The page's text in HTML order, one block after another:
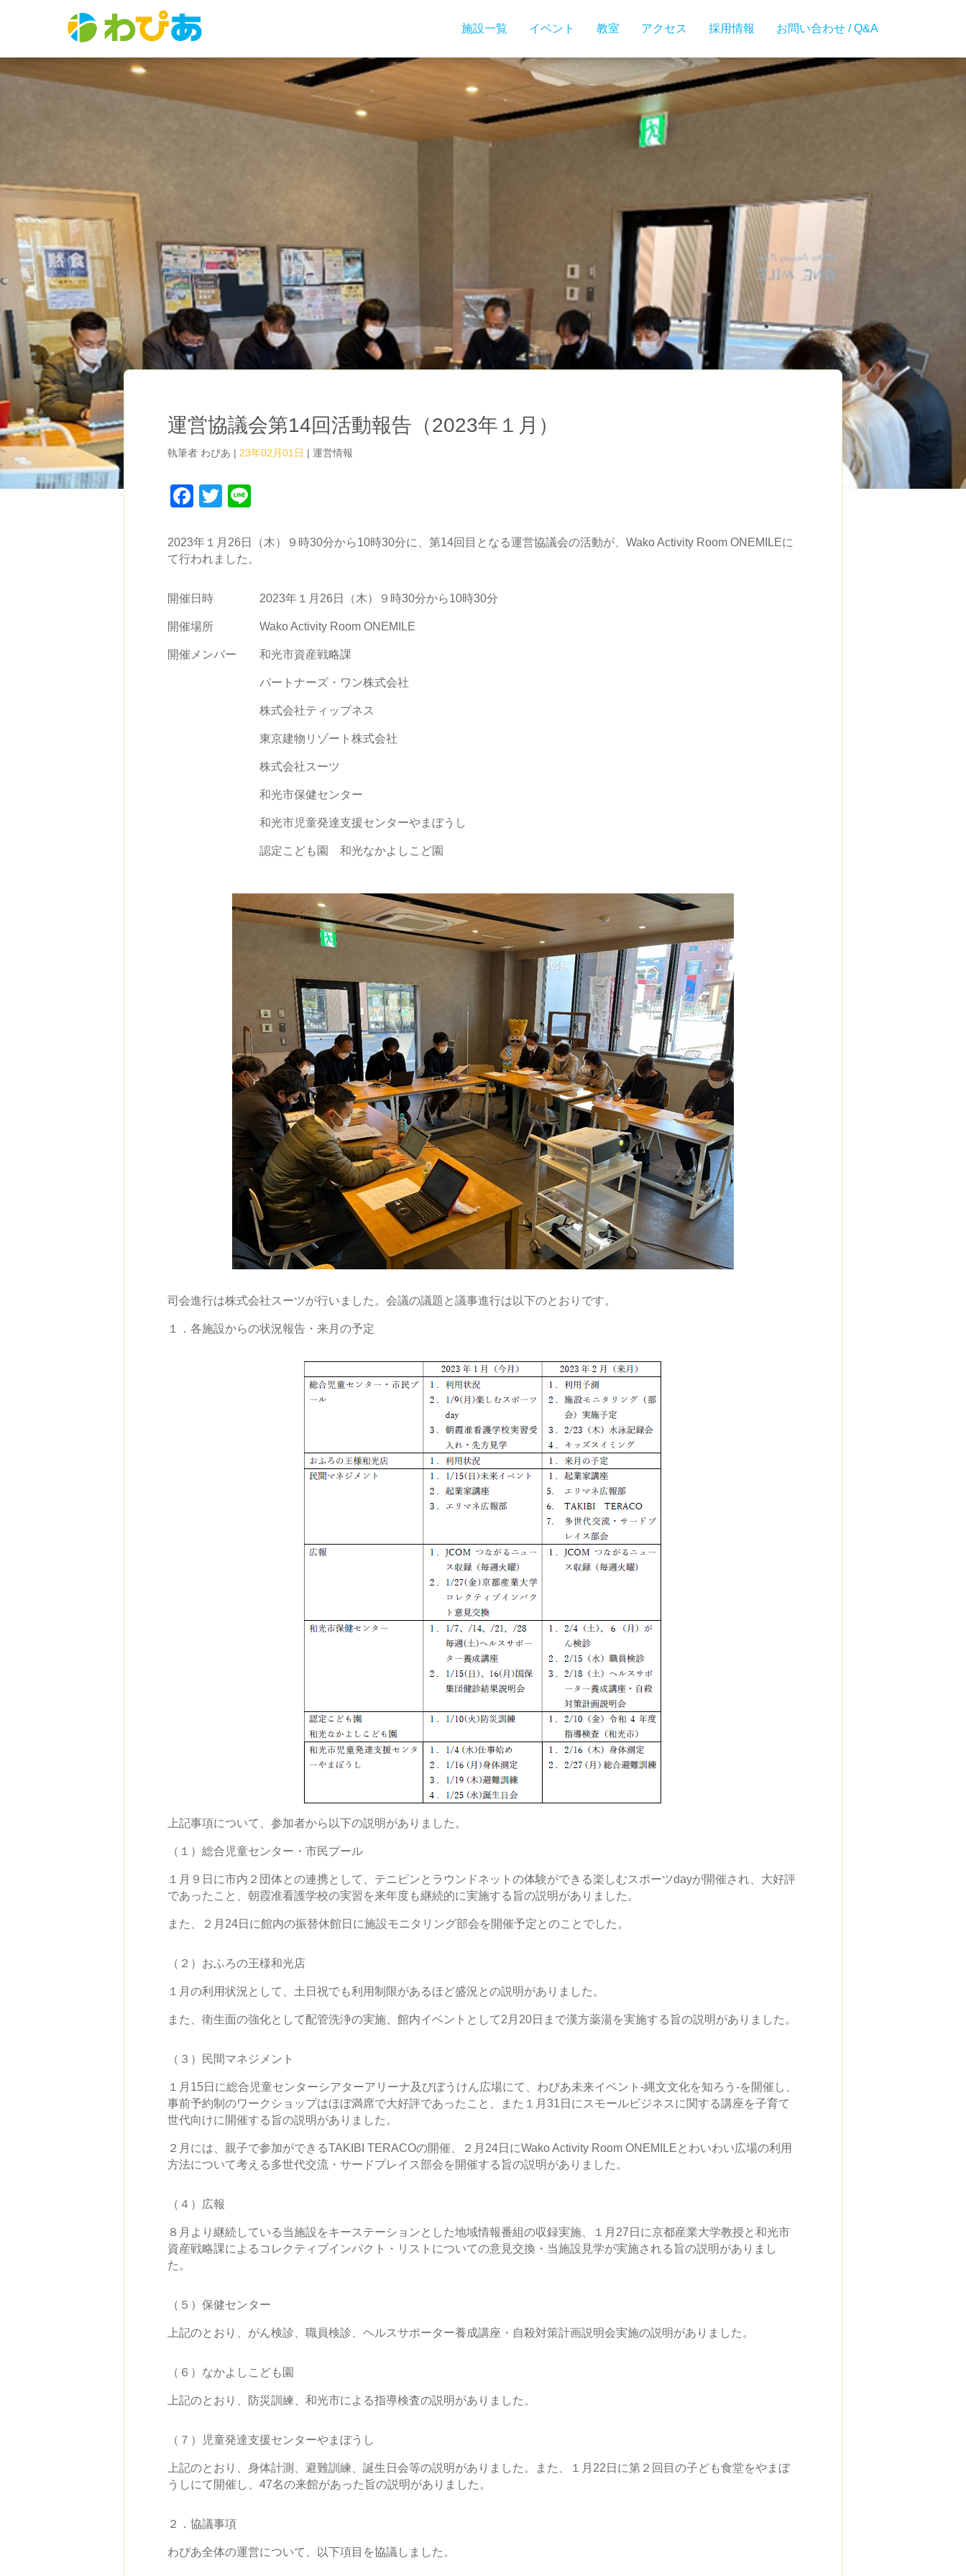
施設一覧 イベント 教室 アクセス 採用情報 お問い合わせ / Q&A
運営協議会第14回活動報告（2023年１月）
執筆者 わぴあ | 23年02月01日 | 運営情報
Facebook
Twitter
2023年１月26日（木）９時30分から10時30分に、第14回目となる運営協議会の活動が、Wako Activity Room ONEMILEに
て行われました。
開催日時 2023年１月26日（木）９時30分から10時30分
開催場所 Wako Activity Room ONEMILE
開催メンバー 和光市資産戦略課
パートナーズ・ワン株式会社
株式会社ティップネス
東京建物リゾート株式会社
株式会社スーツ
和光市保健センター
和光市児童発達支援センターやまぼうし
認定こども園 和光なかよしこど園
司会進行は株式会社スーツが行いました。会議の議題と議事進行は以下のとおりです。
１．各施設からの状況報告・来月の予定
上記事項について、参加者から以下の説明がありました。
（１）総合児童センター・市民プール
１月９日に市内２団体との連携として、テニピンとラウンドネットの体験ができる楽しむスポーツdayが開催され、大好評
であったこと、朝霞准看護学校の実習を来年度も継続的に実施する旨の説明がありました。
また、２月24日に館内の振替休館日に施設モニタリング部会を開催予定とのことでした。
（２）おふろの王様和光店
１月の利用状況として、土日祝でも利用制限があるほど盛況との説明がありました。
また、衛生面の強化として配管洗浄の実施、館内イベントとして2月20日まで漢方薬湯を実施する旨の説明がありました。
（３）民間マネジメント
１月15日に総合児童センターシアターアリーナ及びぼうけん広場にて、わぴあ未来イベント-縄文文化を知ろう-を開催し、
事前予約制のワークショップはほぼ満席で大好評であったこと、また１月31日にスモールビジネスに関する講座を子育て
世代向けに開催する旨の説明がありました。
２月には、親子で参加ができるTAKIBI TERACOの開催、２月24日にWako Activity Room ONEMILEとわいわい広場の利用
方法について考える多世代交流・サードプレイス部会を開催する旨の説明がありました。
（４）広報
８月より継続している当施設をキーステーションとした地域情報番組の収録実施、１月27日に京都産業大学教授と和光市
資産戦略課によるコレクティブインパクト・リストについての意見交換・当施設見学が実施される旨の説明がありまし
た。
（５）保健センター
上記のとおり、がん検診、職員検診、ヘルスサポーター養成講座・自殺対策計画説明会実施の説明がありました。
（６）なかよしこども園
上記のとおり、防災訓練、和光市による指導検査の説明がありました。
（７）児童発達支援センターやまぼうし
上記のとおり、身体計測、避難訓練、誕生日会等の説明がありました。また、１月22日に第２回目の子ども食堂をやまぼ
うしにて開催し、47名の来館があった旨の説明がありました。
２．協議事項
わぴあ全体の運営について、以下項目を協議しました。